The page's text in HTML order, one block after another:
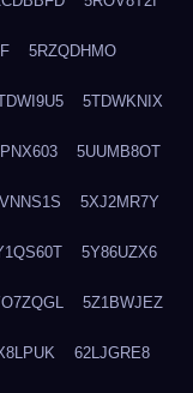
5RZQDHMO
5TDWKNIX
5UUMB8OT
5XJ2MR7Y
5Y86UZX6
5Z1BWJEZ
62LJGRE8